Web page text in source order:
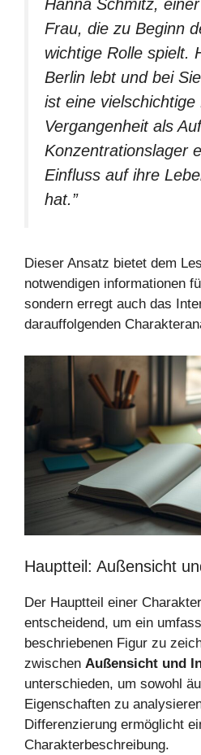
Hanna Schmitz,
Frau, die zu Beginn
wichtige Rolle spielt.
Berlin lebt und bei
ist eine vielschichtige
Vergangenheit als
Konzentrationslager
Einfluss auf ihre
hat.”
Dieser Ansatz bietet dem
notwendigen informationen
sondern erregt auch das
darauffolgenden
Hauptteil: Außensicht
Der Hauptteil einer
entscheidend, um ein
beschriebenen Figur zu
zwischen Außensicht und
unterschieden, um sowohl
Eigenschaften zu
Differenzierung ermöglicht
Charakterbeschreibung.